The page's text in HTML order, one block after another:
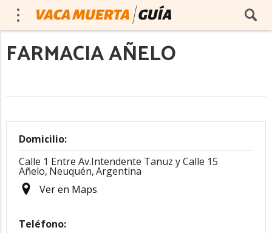
FARMACIA AÑELO
Domicilio:
Calle 1 Entre Av.Intendente Tanuz y Calle 15
Añelo, Neuquén,Argentina
Ver en Maps
Teléfono: